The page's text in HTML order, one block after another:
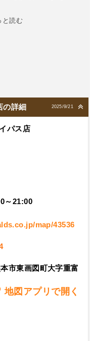
と読む
2025/9/21
の詳細
パス店
～21:00
map/43536
市東画図町大字重富
地図アプリで開く